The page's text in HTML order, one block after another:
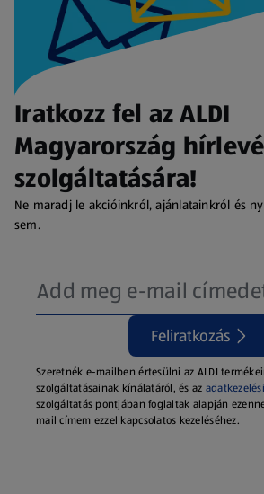
Iratkozz fel az ALDI
Magyarország
szolgáltatására!
Ne maradj le akcióinkról, ajánlatainkról és
sem.
Feliratkozás
Szeretnék e-mailben értesülni az ALDI
szolgáltatásainak kínálatáról, és az
szolgáltatás pontjában foglaltak alapján
mail címem ezzel kapcsolatos kezeléséhez.